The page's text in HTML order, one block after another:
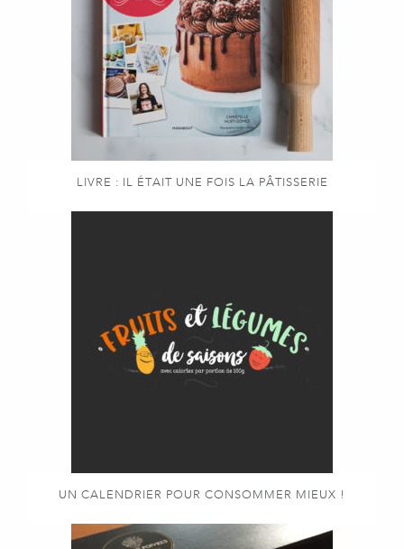
LIVRE : IL ÉTAIT UNE FOIS LA PÂTISSERIE
UN CALENDRIER POUR CONSOMMER MIEUX !